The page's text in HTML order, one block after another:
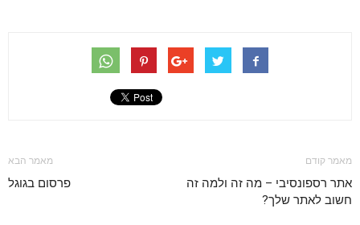
מאמר קודם
אתר רספונסיבי – מה זה ולמה זה
חשוב לאתר שלך?
מאמר הבא
פרסום בגוגל